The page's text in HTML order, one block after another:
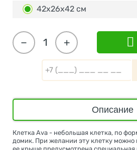
42х26х42 см
+
−
Описание
Клетка Ava - небольшая клетка, по
домик. При желании эту клетку можно